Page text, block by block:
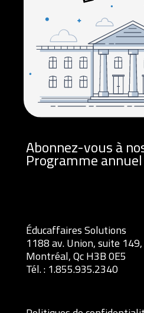
Abonnez-vous à
Programme annuel
Éducaffaires Solutions
1188 av. Union, suite 149,
Montréal, Qc H3B 0E5
Tél. :1.855.935.2340